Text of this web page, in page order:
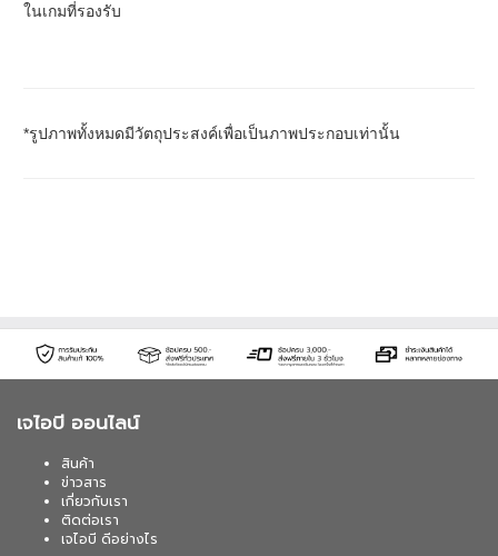
ในเกมที่รองรับ
*รูปภาพทั้งหมดมีวัตถุประสงค์เพื่อเป็นภาพประกอบเท่านั้น
เจไอบี ออนไลน์
สินค้า
ข่าวสาร
เกี่ยวกับเรา
ติดต่อเรา
เจไอบี ดีอย่างไร